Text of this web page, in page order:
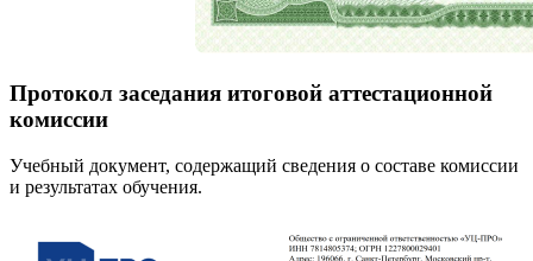
Протокол заседания итоговой аттестационной
комиссии
Учебный документ, содержащий сведения о составе комиссии
и результатах обучения.